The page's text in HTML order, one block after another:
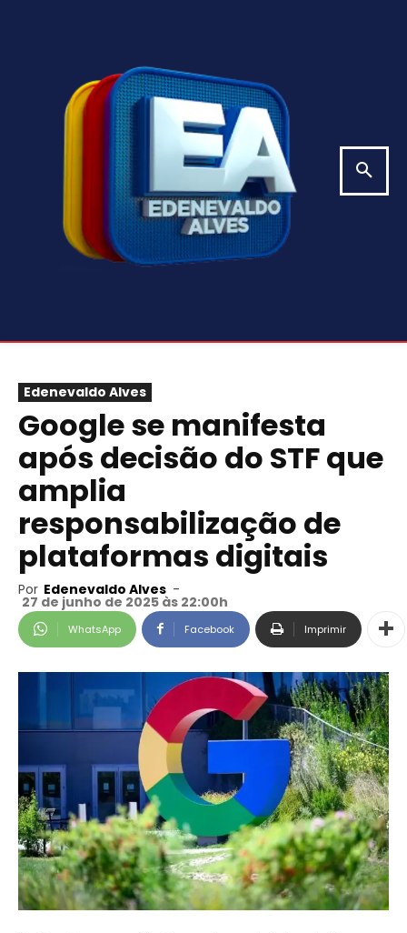
Edenevaldo Alves
Google se manifesta
após decisão do STF que
amplia
responsabilização de
plataformas digitais
Por Edenevaldo Alves -
27 de junho de 2025 às 22:00h
WhatsApp Facebook Imprimir